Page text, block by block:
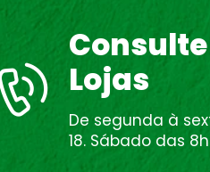
Lojas
De segunda à
18. Sábado das